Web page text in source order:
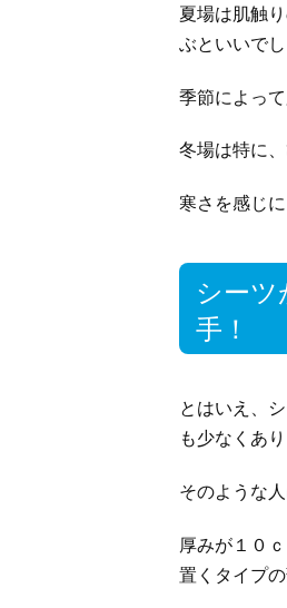
夏場は肌触
ぶといいでし
季節によっ
冬場は特に
寒さを感じ
シー
手！
とはいえ、
も少なくあり
そのような
厚みが１０
置くタイプ